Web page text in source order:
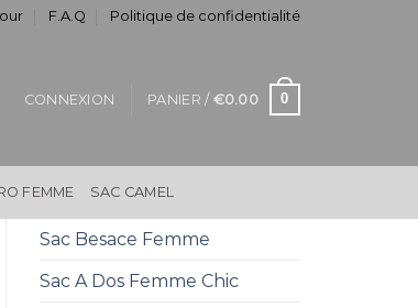
F.A.Q Politique de confidentialité
CONNEXION PANIER / €0.00 0
FEMME SAC CAMEL
Sac Besace Femme
Sac A Dos Femme Chic